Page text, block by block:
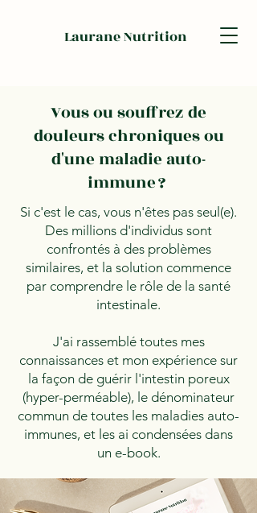
Laurane Nutrition
Vous ou souffrez de
douleurs chroniques ou
d'une maladie auto-
immune ?
Si c'est le cas, vous n'êtes pas seul(e).
Des millions d'individus sont
confrontés à des problèmes
similaires, et la solution commence
par comprendre le rôle de la santé
intestinale.
J'ai rassemblé toutes mes
connaissances et mon expérience sur
la façon de guérir l'intestin poreux
(hyper-perméable), le dénominateur
commun de toutes les maladies auto-
immunes, et les ai condensées dans
un e-book.